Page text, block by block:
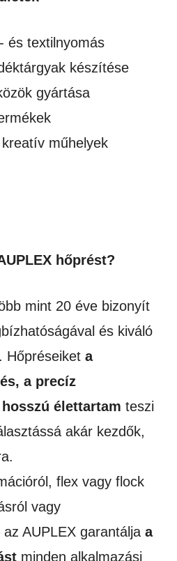
és textilnyomás
készítése
gyártása
műhelyek
hőprést?
mint 20 éve bizonyít
és kiváló
Hőpréseiket a
a precíz
hosszú élettartam teszi
akár kezdők,
flex vagy flock
vagy
AUPLEX garantálja a
minden alkalmazási